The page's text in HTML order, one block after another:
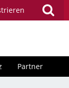
Partner